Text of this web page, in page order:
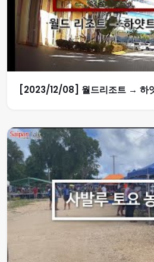
[2023/12/08] 월드리조트 → 하